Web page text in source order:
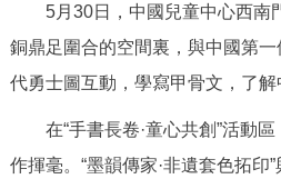
政務服務
便民服務 利企服務
5月30日，中國兒童中心西南
銅鼎足圍合的空間裏，與中國第
代勇士圖互動，學寫甲骨文，了解
在“手書長卷·童心共創”活動
作揮毫。“墨韻傳家·非遺套色拓印”